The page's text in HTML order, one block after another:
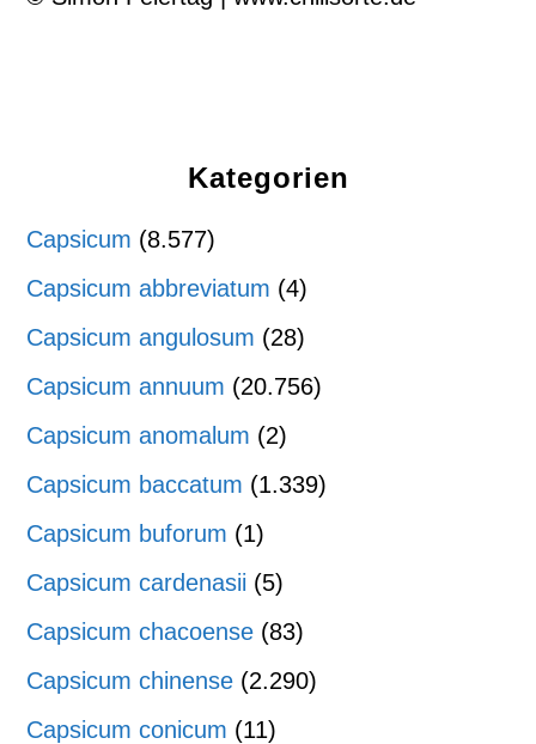
Kategorien
Capsicum (8.577)
Capsicum abbreviatum (4)
Capsicum angulosum (28)
Capsicum annuum (20.756)
Capsicum anomalum (2)
Capsicum baccatum (1.339)
Capsicum buforum (1)
Capsicum cardenasii (5)
Capsicum chacoense (83)
Capsicum chinense (2.290)
Capsicum conicum (11)